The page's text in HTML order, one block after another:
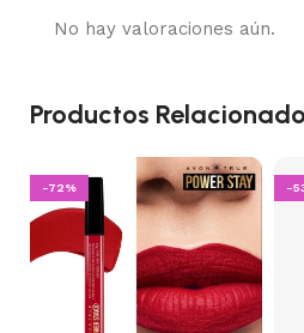
No hay valoraciones aún.
Productos
-72% -